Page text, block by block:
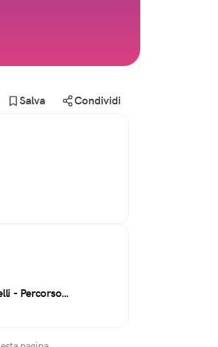
Salva Condividi
- Percorso